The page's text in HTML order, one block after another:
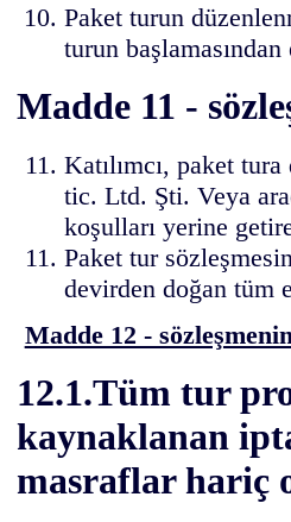
Paket turun
turun
Madde 11 -
Katılımcı, paket
tic. Ltd. Şti. Veya
koşulları yerine
Paket tur
devirden doğan tüm
Madde 12 -
12.1.Tüm tur
kaynaklanan
masraflar hariç